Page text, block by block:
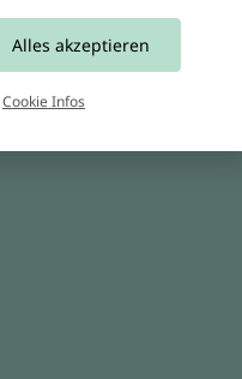
Alles akzeptieren
Cookie Infos